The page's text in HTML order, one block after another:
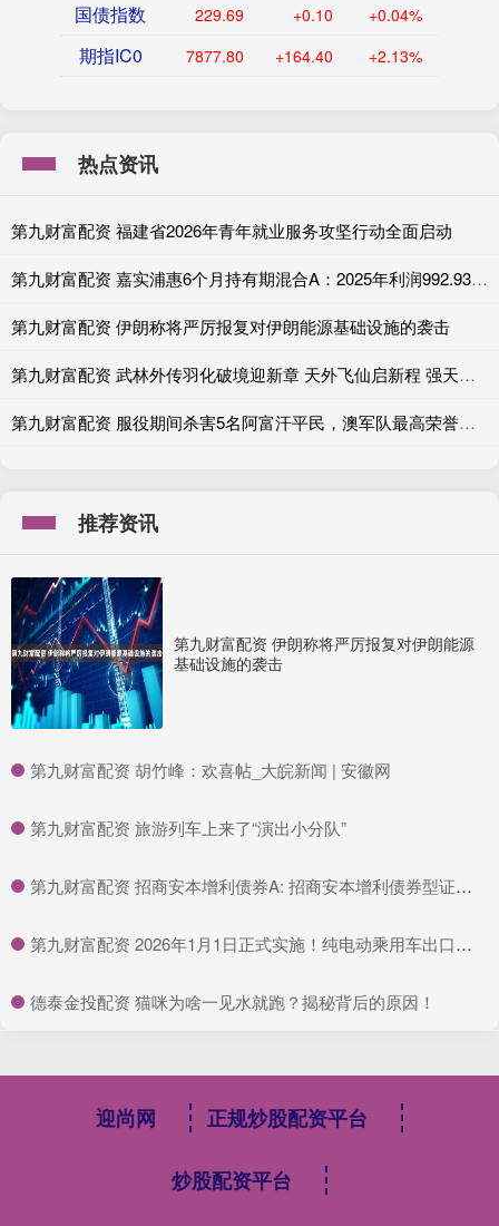
国债指数 229.69 +0.10 +0.04%
期指IC0 7877.80 +164.40 +2.13%
热点资讯
第九财富配资 福建省2026年青年就业服务攻坚行动全面启动
第九财富配资 嘉实浦惠6个月持有期混合A：2025年利润992.93万元 净值增长率3.9%
第九财富配资 伊朗称将严厉报复对伊朗能源基础设施的袭击
第九财富配资 武林外传羽化破境迎新章 天外飞仙启新程 强天位全面开启
第九财富配资 服役期间杀害5名阿富汗平民，澳军队最高荣誉获得者因战争罪被捕
推荐资讯
第九财富配资 伊朗称将严厉报复对伊朗能源
基础设施的袭击
​第九财富配资 胡竹峰：欢喜帖_大皖新闻 | 安徽网
​第九财富配资 旅游列车上来了“演出小分队”
​第九财富配资 招商安本增利债券A: 招商安本增利债券型证券投资基金(A类份额)基金产品资料概要更新
​第九财富配资 2026年1月1日正式实施！纯电动乘用车出口设“许可门槛” 专家：将重构出口秩序 助力出口提质升级
​德泰金投配资 猫咪为啥一见水就跑？揭秘背后的原因！
迎尚网 正规炒股配资平台
炒股配资平台